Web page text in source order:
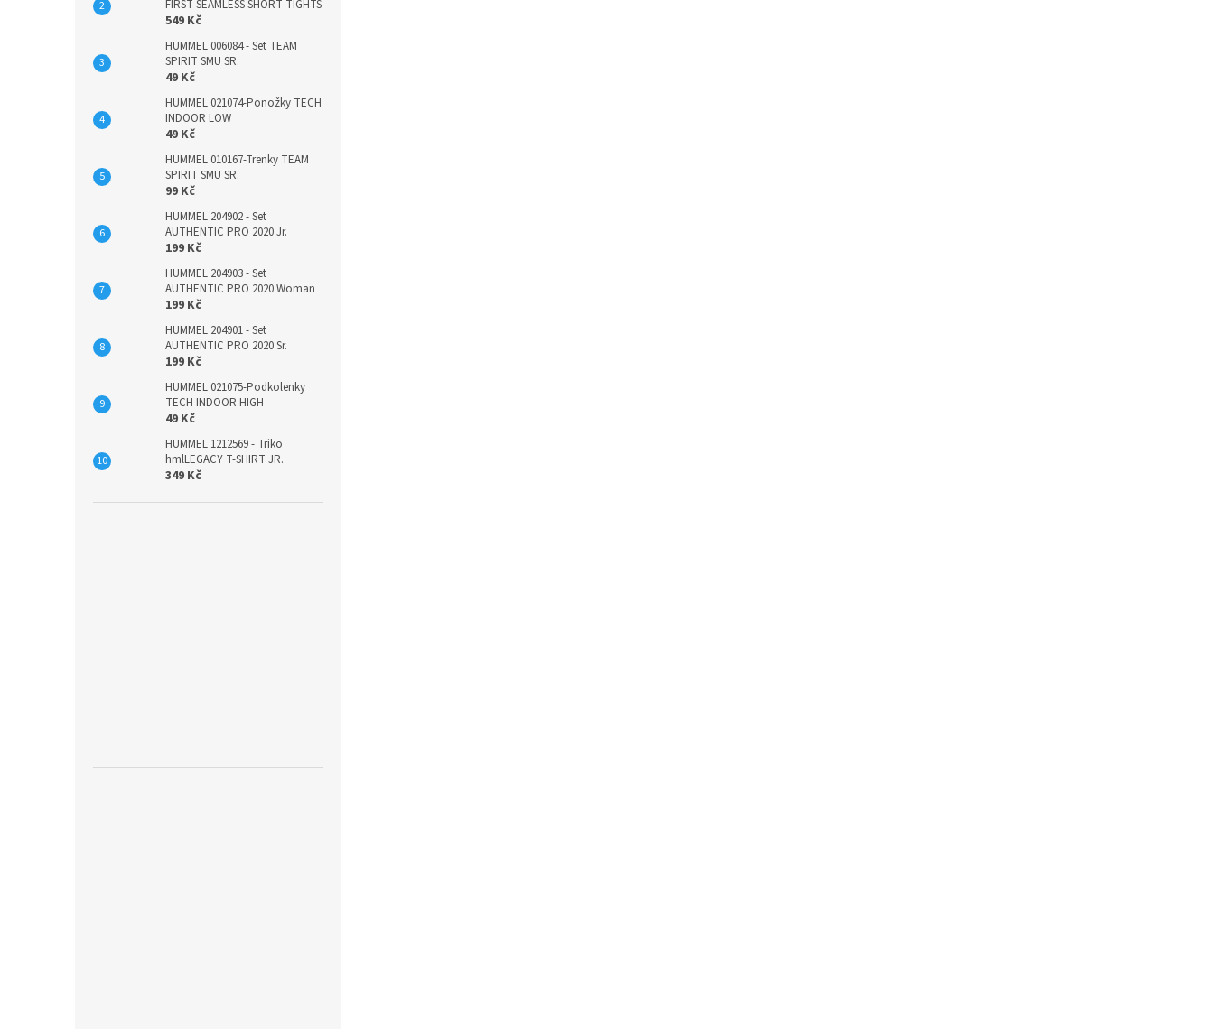
FIRST SEAMLESS SHORT TIGHTS
549 Kč
HUMMEL 006084 - Set TEAM
SPIRIT SMU SR.
49 Kč
HUMMEL 021074-Ponožky TECH
INDOOR LOW
49 Kč
HUMMEL 010167-Trenky TEAM
SPIRIT SMU SR.
99 Kč
HUMMEL 204902 - Set
AUTHENTIC PRO 2020 Jr.
199 Kč
HUMMEL 204903 - Set
AUTHENTIC PRO 2020 Woman
199 Kč
HUMMEL 204901 - Set
AUTHENTIC PRO 2020 Sr.
199 Kč
HUMMEL 021075-Podkolenky
TECH INDOOR HIGH
49 Kč
HUMMEL 1212569 - Triko
hmlLEGACY T-SHIRT JR.
349 Kč